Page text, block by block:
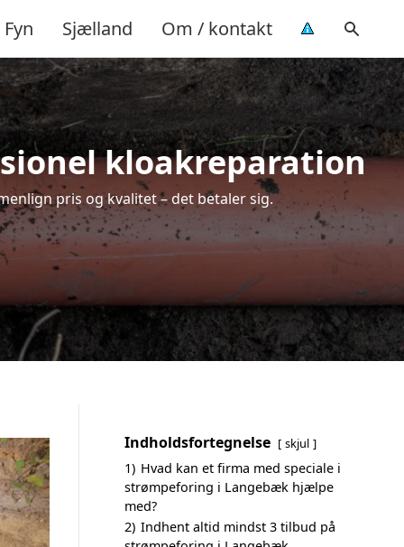
Fyn Sjælland Om / kontakt
kloakreparation
pris og kvalitet – det betaler sig.
Indholdsfortegnelse skjul
1) Hvad kan et firma med speciale i
strømpeforing i Langebæk hjælpe
med?
2) Indhent altid mindst 3 tilbud på